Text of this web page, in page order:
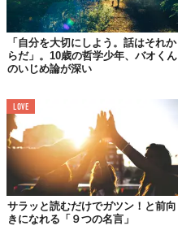
本当の自分自身に近づくた
い」と思う自分の像を取り
「自分を大切にしよう。話はそれか
らだ」。10歳の哲学少年、バオくん
のいじめ論が深い
LOVE
サラッと読むだけでガツン！と前向
きになれる「９つの名言」